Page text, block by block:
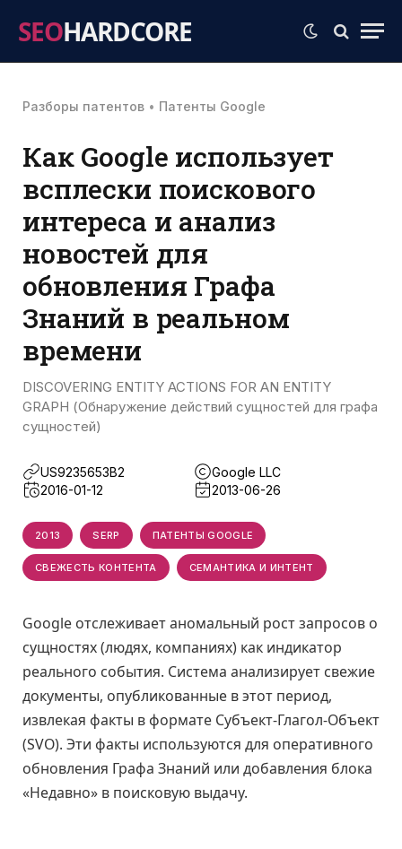
SEOHARDCORE
Разборы патентов • Патенты Google
Как Google использует
всплески поискового
интереса и анализ
новостей для
обновления Графа
Знаний в реальном
времени
DISCOVERING ENTITY ACTIONS FOR AN ENTITY
GRAPH (Обнаружение действий сущностей для графа
сущностей)
US9235653B2
Google LLC
2016-01-12
2013-06-26
2013 SERP ПАТЕНТЫ GOOGLE
СВЕЖЕСТЬ КОНТЕНТА СЕМАНТИКА И ИНТЕНТ
Google отслеживает аномальный рост запросов о
сущностях (людях, компаниях) как индикатор
реального события. Система анализирует свежие
документы, опубликованные в этот период,
извлекая факты в формате Субъект-Глагол-Объект
(SVO). Эти факты используются для оперативного
обновления Графа Знаний или добавления блока
«Недавно» в поисковую выдачу.